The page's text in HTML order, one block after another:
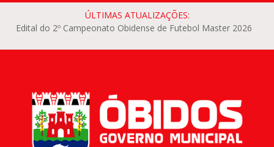
ÚLTIMAS ATUALIZAÇÕES:
Edital do 2º Campeonato Obidense de Futebol Master 2026